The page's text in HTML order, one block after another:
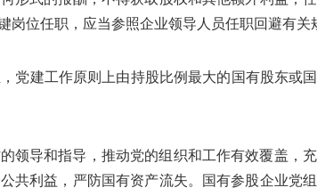
位任职，应当参照企业领导人员任职回避有关
党建工作原则上由持股比例最大的国有股东或
领导和指导，推动党的组织和工作有效覆盖，
共利益，严防国有资产流失。国有参股企业党